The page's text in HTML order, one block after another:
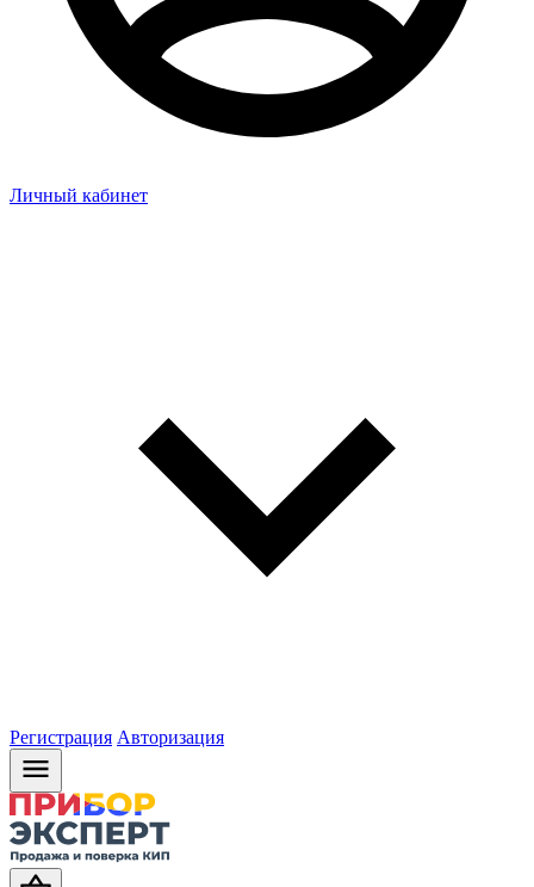
Личный кабинет
Регистрация Авторизация